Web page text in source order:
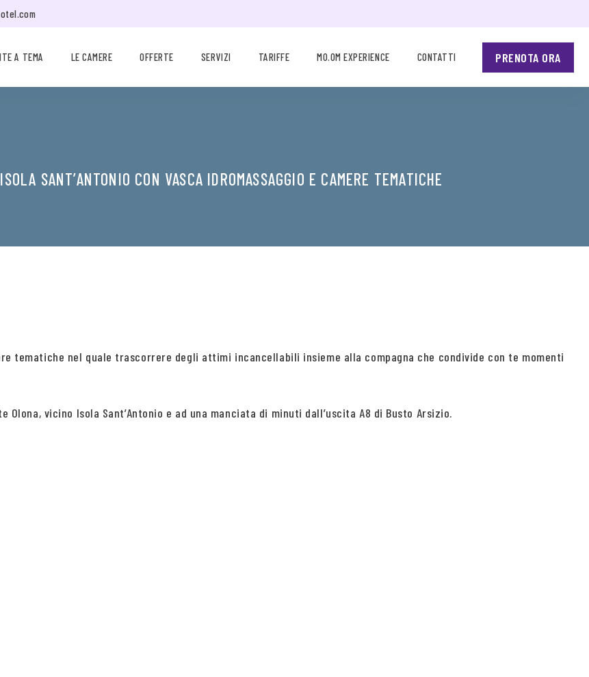
A TEMA LE CAMERE OFFERTE SERVIZI TARIFFE MO.OM EXPERIENCE CONTATTI PRENOTA ORA
SANT’ANTONIO CON VASCA IDROMASSAGGIO E CAMERE TEMATICHE
tematiche nel quale trascorrere degli attimi incancellabili insieme alla compagna che condivide con te momenti
Olona, vicino Isola Sant’Antonio e ad una manciata di minuti dall’uscita A8 di Busto Arsizio.